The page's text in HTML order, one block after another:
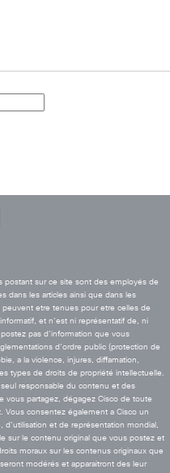
postant sur ce site sont des employés de
dans les articles ainsi que dans les
etre tenues pour etre celles de
et n’est ni représentatif de, ni
pas d’information que vous
d’ordre public (protection de
a la violence, injures, diffamation,
types de droits de propriété intellectuelle.
responsable du contenu et des
vous partagez, dégagez Cisco de toute
Vous consentez également a Cisco un
et de représentation mondial,
sur le contenu original que vous postez et
moraux sur les contenus originaux que
modérés et apparaitront des leur